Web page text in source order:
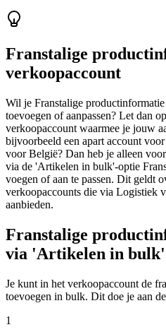
Franstalige
verkoopaccount
Wil je Franstalige
toevoegen of aanpassen? Let dan
verkoopaccount waarmee je jouw
bijvoorbeeld een apart account
voor België? Dan heb je alleen
via de 'Artikelen in bulk'-optie
voegen of aan te passen. Dit geldt
verkoopaccounts die via Logistiek
aanbieden.
Franstalige
via 'Artikelen in bulk'
Je kunt in het verkoopaccount de
toevoegen in bulk. Dit doe je aan
1